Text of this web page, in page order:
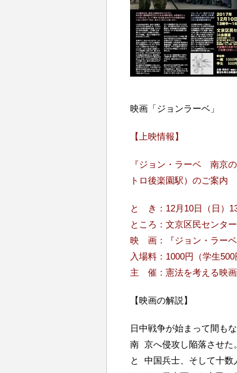
映画「ジョンラーベ」
【上映情報】
『ジョン・ラーベ 南京
トロ後楽園駅）のご案内
と き：12月10日（日）
ところ：文京区民センタ
映 画：『ジョン・ラー
入場料：1000円（学生500
主 催：憲法を考える映
【映画の解説】
日中戦争が始まって間も
南 京へ侵攻し陥落させた
と 中国兵士、そして十数